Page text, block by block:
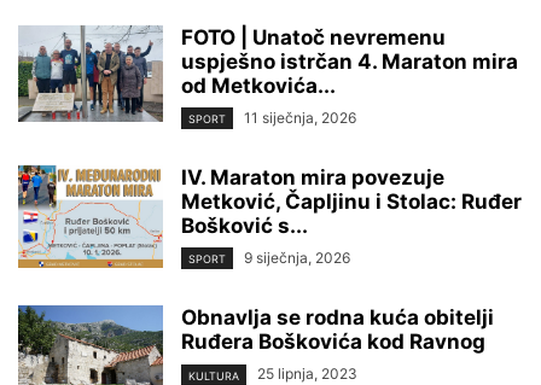
FOTO | Unatoč nevremenu
uspješno istrčan 4. Maraton mira
od Metkovića...
SPORT 11 siječnja, 2026
IV. Maraton mira povezuje
Metković, Čapljinu i Stolac: Ruđer
Bošković s...
SPORT 9 siječnja, 2026
Obnavlja se rodna kuća obitelji
Ruđera Boškovića kod Ravnog
KULTURA 25 lipnja, 2023